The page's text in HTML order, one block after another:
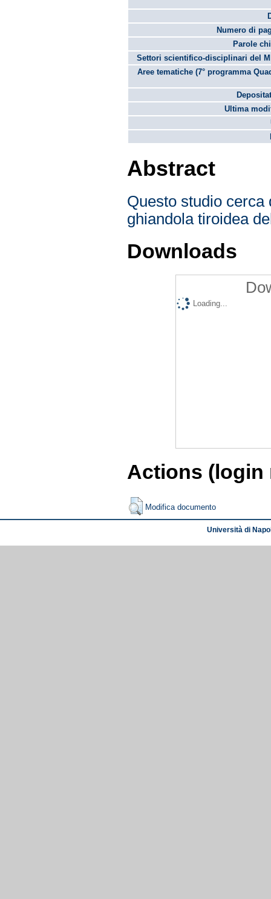
Numero di
Parole
Settori scientifico-disciplinari del
Aree tematiche (7° programma
Ultima
Abstract
Questo studio
ghiandola tiroidea
Downloads
Loading...
Actions (login
Modifica documento
Università di